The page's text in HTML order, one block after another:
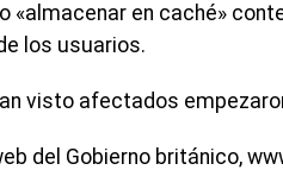
«almacenar en caché»
los usuarios.
visto afectados
del Gobierno británico,